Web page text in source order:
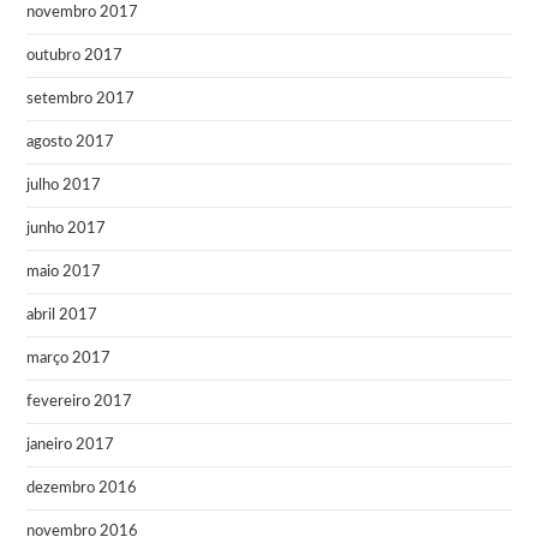
novembro 2017
outubro 2017
setembro 2017
agosto 2017
julho 2017
junho 2017
maio 2017
abril 2017
março 2017
fevereiro 2017
janeiro 2017
dezembro 2016
novembro 2016